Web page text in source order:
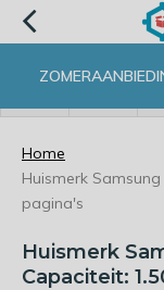
Home
Huismerk
pagina's
Huismerk
Capaciteit: